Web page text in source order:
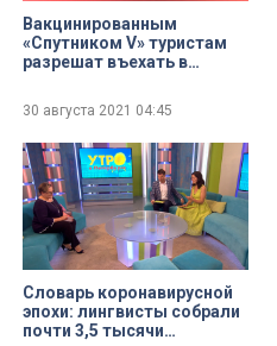
Вакцинированным
«Спутником V» туристам
разрешат въехать в
30 августа 2021 04:45
Словарь коронавирусной
эпохи: лингвисты собрали
почти 3,5 тысячи